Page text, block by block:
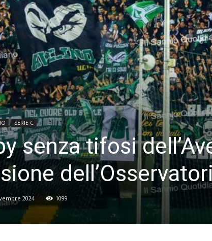
SERIE C
senza tifosi
2024 1099